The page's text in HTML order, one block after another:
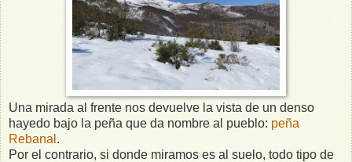
Una mirada al frente nos devuelve la vista de un denso
hayedo bajo la peña que da nombre al pueblo: peña
Rebanal .
Por el contrario, si donde miramos es al suelo, todo tipo de